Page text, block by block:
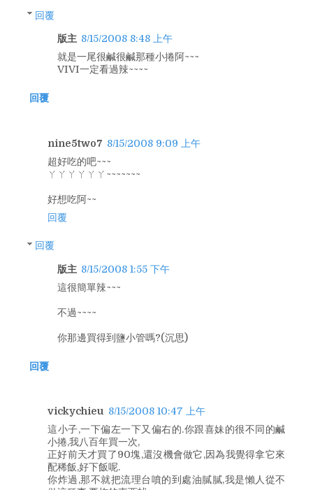
回覆
版主 8/15/2008 8:48 上午
就是一尾很鹹很鹹那種小捲阿~~~
VIVI一定看過辣~~~~
回覆
nine5two7 8/15/2008 9:09 上午
超好吃的吧~~~
ㄚㄚㄚㄚㄚㄚ~~~~~~~
好想吃阿~~
回覆
回覆
版主 8/15/2008 1:55 下午
這很簡單辣~~~
不過~~~~
你那邊買得到鹽小管嗎?(沉思)
回覆
vickychieu 8/15/2008 10:47 上午
這小子,一下偏左一下又偏右的.你跟喜妹的很不同的鹹
小捲,我八百年買一次,
正好前天才買了90塊,還沒機會做它,因為我覺得拿它來
配稀飯,好下飯呢.
你炸過,那不就把流理台噴的到處油膩膩,我是懶人從不